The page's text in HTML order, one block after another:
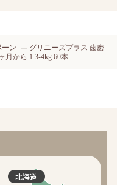
ーン
グリニーズプラス 歯磨
月から 1.3-4kg 60本
北海道